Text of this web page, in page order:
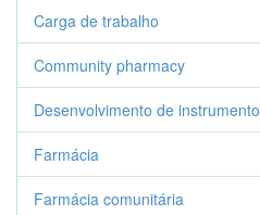
Carga de trabalho
Community pharmacy
Desenvolvimento de instrumento
Farmácia
Farmácia comunitária